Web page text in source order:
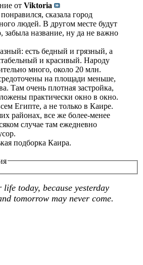
от Viktoria
сказала город
людей. В другом месте будут
забыла название, ну да не важно
есть бедный и грязный, а
и красивый. Народу
много, около 20 млн.
на площади меньше,
Там очень плотная застройка,
практически окно в окно.
Египте, а не только в Каире.
районах, все же более-менее
случае там ежедневно
подборка Каира.
today, because yesterday
tomorrow may never come.